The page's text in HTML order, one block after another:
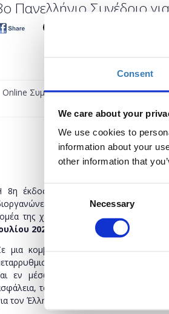
Consent
We care about your
We use cookies to
information about your
other information that
Consent
Selection
Necessary
Πανελλήνιο Συνέδριο
Online Συμμετοχή
8η έκδοση του
η
GAIA EΠΙΧΕΙΡΕΙΝ, μια
της χώρας μας, θα
2022
μια κομβική για την Ελλάδα και
Κοινής Αγροτικής
εν μέσω του ισχυρού αντικτύπου
το φετινό Συνέδριο φιλοδοξεί
τον Έλληνα αγρότη.